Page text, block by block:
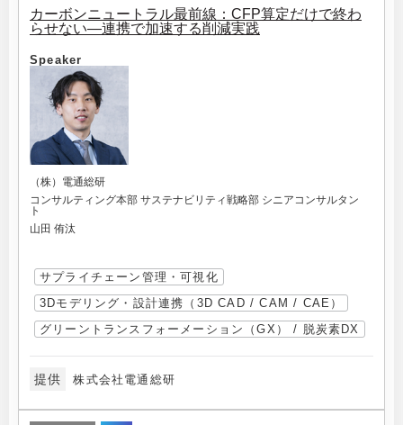
カーボンニュートラル最前線：CFP算定だけで終わ
らせない―連携で加速する削減実践
Speaker
（株）電通総研
コンサルティング本部 サステナビリティ戦略部 シニアコンサルタン
ト
山田 侑汰
サプライチェーン管理・可視化
3Dモデリング・設計連携（3D CAD / CAM / CAE）
グリーントランスフォーメーション（GX） / 脱炭素DX
提供 株式会社電通総研